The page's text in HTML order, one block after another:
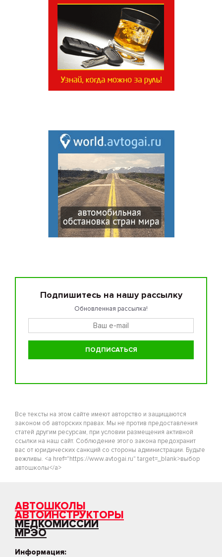
Подпишитесь на нашу рассылку
Обновленная рассылка!
Все тексты на этом сайте имеют авторство и защищаются
законом об авторских правах. Мы не против предоставления
статей другим ресурсам, при условии размещения активной
ссылки на наш сайт. Соблюдение этого закона предохранит
вас от юридических санкций со стороны администрации. Будьте
вежливы. <a href="https://www.avtogai.ru" target=_blank>выбор
автошколы</a>
АВТОШКОЛЫ
АВТОИНСТРУКТОРЫ
МЕДКОМИССИИ
МРЭО
Информация: